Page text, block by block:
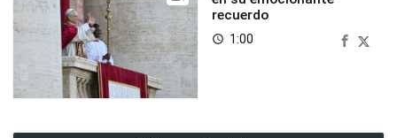
recuerdo
access_time 1:00